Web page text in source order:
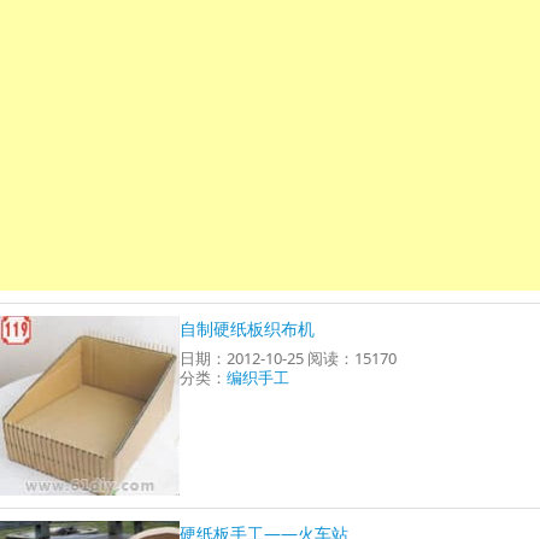
自制硬纸板织布机
日期：2012-10-25 阅读：15170
分类：编织手工
硬纸板手工——火车站